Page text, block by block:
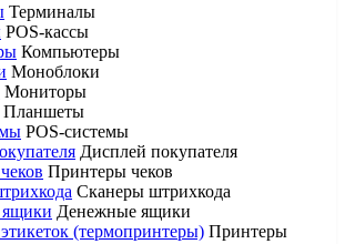
Терминалы
POS-кассы
Компьютеры
Моноблоки
Мониторы
Планшеты
POS-системы
Дисплей покупателя
Принтеры чеков
Сканеры штрихкода
Денежные ящики
(термопринтеры) Принтеры